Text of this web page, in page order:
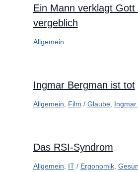
Ein Mann verklagt Gott
vergeblich
Allgemein
Ingmar Bergman ist tot
Allgemein Film / Glaube,
Das RSI-Syndrom
Allgemein IT/ Ergonomik,